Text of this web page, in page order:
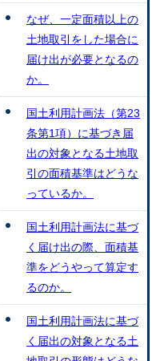
なぜ、一定面積以上の
土地取引をした場合に
届け出が必要となるの
か。
国土利用計画法（第23
条第1項）に基づき届
出の対象となる土地取
引の面積基準はどうな
っているか。
国土利用計画法に基づ
く届け出の際、面積基
準をどうやって算定す
るのか。
国土利用計画法に基づ
く届出の対象となる土